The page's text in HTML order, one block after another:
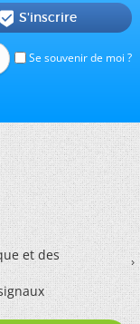
Se souvenir de moi ?
 S'inscrire
et des